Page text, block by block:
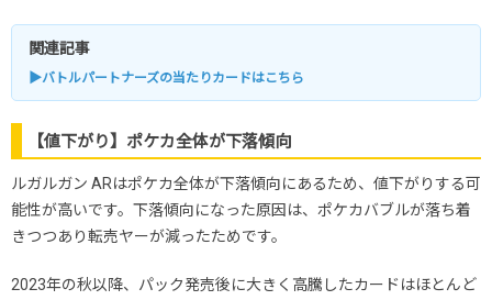
関連記事
▶バトルパートナーズの当たりカードはこちら
【値下がり】ポケカ全体が下落傾向
ルガルガン ARはポケカ全体が下落傾向にあるため、値下がりする可
能性が高いです。下落傾向になった原因は、ポケカバブルが落ち着
きつつあり転売ヤーが減ったためです。
2023年の秋以降、パック発売後に大きく高騰したカードはほとんど